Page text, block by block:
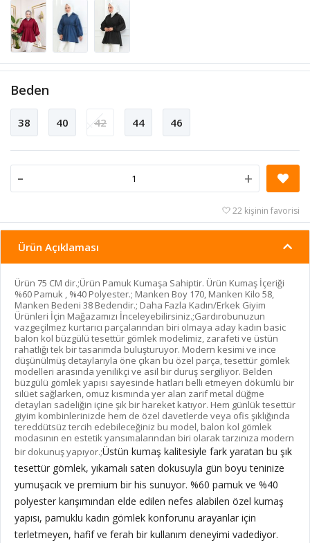
Beden
38 40 42 44 46
- +
22 kişinin favorisi
Ürün Açıklaması
Ürün 75 CM dir.;Ürün Pamuk Kumaşa Sahiptir. Ürün Kumaş İçeriği
%60 Pamuk , %40 Polyester.; Manken Boy 170, Manken Kilo 58,
Manken Bedeni 38 Bedendir.; Daha Fazla Kadın/Erkek Giyim
Ürünleri İçin Mağazamızı İnceleyebilirsiniz.;Gardırobunuzun
vazgeçilmez kurtarıcı parçalarından biri olmaya aday kadın basic
balon kol büzgülü tesettür gömlek modelimiz, zarafeti ve üstün
rahatlığı tek bir tasarımda buluşturuyor. Modern kesimi ve ince
düşünülmüş detaylarıyla öne çıkan bu özel parça, tesettür gömlek
modelleri arasında yenilikçi ve asil bir duruş sergiliyor. Belden
büzgülü gömlek yapısı sayesinde hatları belli etmeyen dökümlü bir
silüet sağlarken, omuz kısmında yer alan zarif metal düğme
detayları sadeliğin içine şık bir hareket katıyor. Hem günlük tesettür
giyim kombinlerinizde hem de özel davetlerde veya ofis şıklığında
tereddütsüz tercih edebileceğiniz bu model, balon kol gömlek
modasının en estetik yansımalarından biri olarak tarzınıza modern
bir dokunuş yapıyor.;Üstün kumaş kalitesiyle fark yaratan bu şık
tesettür gömlek, yıkamalı saten dokusuyla gün boyu teninize
yumuşacık ve premium bir his sunuyor. %60 pamuk ve %40
polyester karışımından elde edilen nefes alabilen özel kumaş
yapısı, pamuklu kadın gömlek konforunu arayanlar için
terletmeyen, hafif ve ferah bir kullanım deneyimi vadediyor.